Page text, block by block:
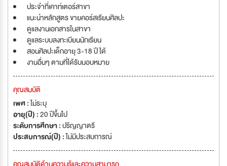
ประจำที่เคาท์เตอร์สาขา
แนะนำหลักสูตร ขายคอร์สเรียนศิลปะ
ดูแลงานเอกสารในสาขา
ดูแลระบบลงทะเบียนนักเรียน
สอนศิลปะเด็กอายุ 3-18 ปี ได้
งานอื่นๆ ตามที่ได้รับมอบหมาย
คุณสมบัติ
เพศ :ไม่ระบุ
อายุ(ปี) :20 ปีขึ้นไป
ระดับการศึกษา :ปริญญาตรี
ประสบการณ์(ปี) :ไม่มีประสบการณ์